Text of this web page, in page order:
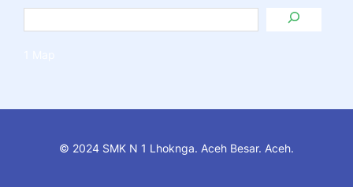
© 2024 SMK N 1 Lhoknga. Aceh Besar. Aceh.